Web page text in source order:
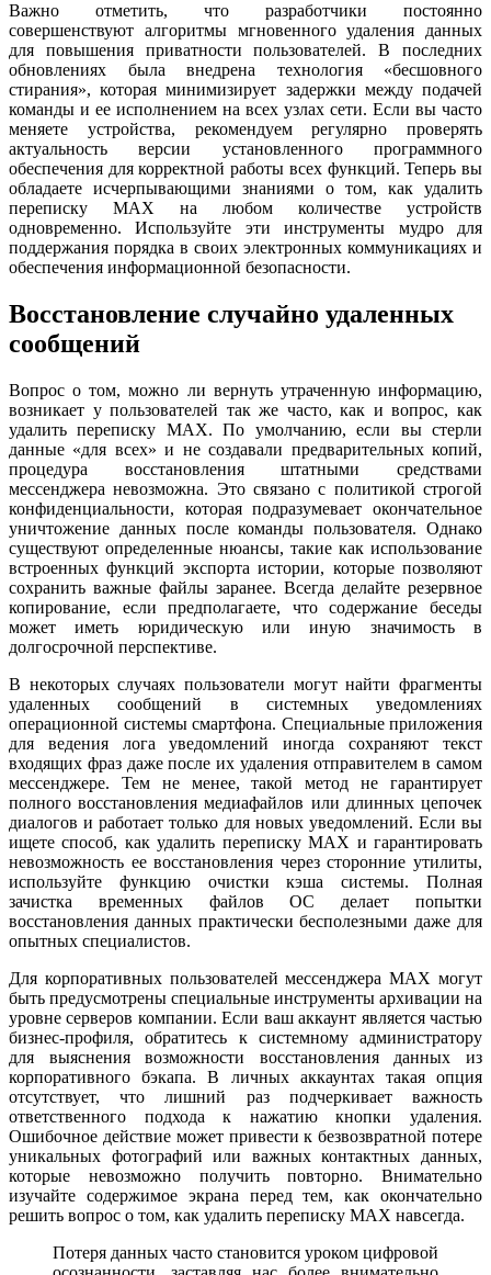
Важно отметить, что разработчики постоянно
совершенствуют алгоритмы мгновенного удаления данных
для повышения приватности пользователей. В последних
обновлениях была внедрена технология «бесшовного
стирания», которая минимизирует задержки между подачей
команды и ее исполнением на всех узлах сети. Если вы часто
меняете устройства, рекомендуем регулярно проверять
актуальность версии установленного программного
обеспечения для корректной работы всех функций. Теперь вы
обладаете исчерпывающими знаниями о том, как удалить
переписку MAX на любом количестве устройств
одновременно. Используйте эти инструменты мудро для
поддержания порядка в своих электронных коммуникациях и
обеспечения информационной безопасности.
Восстановление случайно удаленных
сообщений
Вопрос о том, можно ли вернуть утраченную информацию,
возникает у пользователей так же часто, как и вопрос, как
удалить переписку MAX. По умолчанию, если вы стерли
данные «для всех» и не создавали предварительных копий,
процедура восстановления штатными средствами
мессенджера невозможна. Это связано с политикой строгой
конфиденциальности, которая подразумевает окончательное
уничтожение данных после команды пользователя. Однако
существуют определенные нюансы, такие как использование
встроенных функций экспорта истории, которые позволяют
сохранить важные файлы заранее. Всегда делайте резервное
копирование, если предполагаете, что содержание беседы
может иметь юридическую или иную значимость в
долгосрочной перспективе.
В некоторых случаях пользователи могут найти фрагменты
удаленных сообщений в системных уведомлениях
операционной системы смартфона. Специальные приложения
для ведения лога уведомлений иногда сохраняют текст
входящих фраз даже после их удаления отправителем в самом
мессенджере. Тем не менее, такой метод не гарантирует
полного восстановления медиафайлов или длинных цепочек
диалогов и работает только для новых уведомлений. Если вы
ищете способ, как удалить переписку MAX и гарантировать
невозможность ее восстановления через сторонние утилиты,
используйте функцию очистки кэша системы. Полная
зачистка временных файлов ОС делает попытки
восстановления данных практически бесполезными даже для
опытных специалистов.
Для корпоративных пользователей мессенджера MAX могут
быть предусмотрены специальные инструменты архивации на
уровне серверов компании. Если ваш аккаунт является частью
бизнес-профиля, обратитесь к системному администратору
для выяснения возможности восстановления данных из
корпоративного бэкапа. В личных аккаунтах такая опция
отсутствует, что лишний раз подчеркивает важность
ответственного подхода к нажатию кнопки удаления.
Ошибочное действие может привести к безвозвратной потере
уникальных фотографий или важных контактных данных,
которые невозможно получить повторно. Внимательно
изучайте содержимое экрана перед тем, как окончательно
решить вопрос о том, как удалить переписку MAX навсегда.
Потеря данных часто становится уроком цифровой